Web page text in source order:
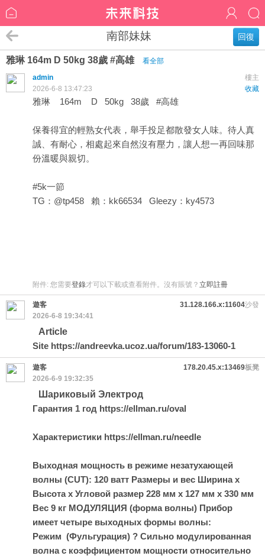
回復
南部妹妹
雅琳 164m D 50kg 38歲 #高雄
看全部
樓主
admin
收藏
2026-6-8 13:47:23
雅琳 164m D 50kg 38歲 #高雄
保養得宜的輕熟女代表，舉手投足都散發女人味。待人真
誠、有耐心，相處起來自然沒有壓力，讓人想一再回味那
份溫暖與親切。
#5k一節
TG：@tp458 賴：kk66534 Gleezy：ky4573
附件: 您需要登錄才可以下載或查看附件。沒有賬號？ 立即註冊
沙發
遊客
31.128.166.x:11604
2026-6-8 19:34:41
Article
Site https://andreevka.ucoz.ua/forum/183-13060-1
板凳
遊客
178.20.45.x:13469
2026-6-9 19:32:35
Шариковый Электрод
Гарантия 1 год https://ellman.ru/oval
Характеристики https://ellman.ru/needle
Выходная мощность в режиме незатухающей
волны (СUT): 120 ватт Размеры и вес Ширина х
Высота х Угловой размер 228 мм х 127 мм х 330 мм
Вес 9 кг МОДУЛЯЦИЯ (форма волны) Прибор
имеет четыре выходных формы волны:
Режим (Фульгурация) ? Сильно модулированная
волна с коэффициентом мощности относительно